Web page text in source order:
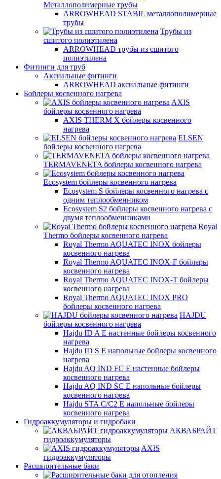
Металлополимерные трубы
ARROWHEAD STABIL металлополимерные
трубы
Трубы из
сшитого полиэтилена
ARROWHEAD трубы из сшитого
полиэтилена
Фитинги для труб
Аксиальные фитинги
ARROWHEAD аксиальные фитинги
Бойлеры косвенного нагрева
AXIS
бойлеры косвенного нагрева
AXIS THERM X бойлеры косвенного
нагрева
ELSEN
бойлеры косвенного нагрева
TERMAVENETA бойлеры косвенного нагрева
Ecosystem бойлеры косвенного нагрева
Ecosystem S бойлеры косвенного нагрева с
одним теплообменником
Ecosystem S2 бойлеры косвенного нагрева с
двумя теплообменниками
Royal
Thermo бойлеры косвенного нагрева
Royal Thermo AQUATEC INOX бойлеры
косвенного нагрева
Royal Thermo AQUATEC INOX-F бойлеры
косвенного нагрева
Royal Thermo AQUATEC INOX-T бойлеры
косвенного нагрева
Royal Thermo AQUATEC INOX PRO
бойлеры косвенного нагрева
HAJDU
бойлеры косвенного нагрева
Hajdu ID A E настенные бойлеры косвенного
нагрева
Hajdu ID S E напольные бойлеры косвенного
нагрева
Hajdu AQ IND FC E настенные бойлеры
косвенного нагрева
Hajdu AQ IND SC E напольные бойлеры
косвенного нагрева
Hajdu STA C/C2 E напольные бойлеры
косвенного нагрева
Гидроаккумуляторы и гидробаки
АКВАБРАЙТ
гидроаккумуляторы
AXIS
гидроаккумуляторы
Расширительные баки